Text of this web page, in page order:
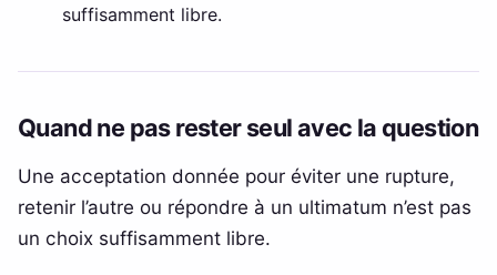
suffisamment libre.
Quand ne pas rester seul avec la question
Une acceptation donnée pour éviter une rupture,
retenir l’autre ou répondre à un ultimatum n’est pas
un choix suffisamment libre.